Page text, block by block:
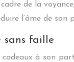
de la
l’âme de
sans faille
à son